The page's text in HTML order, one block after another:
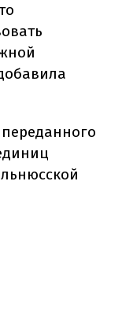
переданного